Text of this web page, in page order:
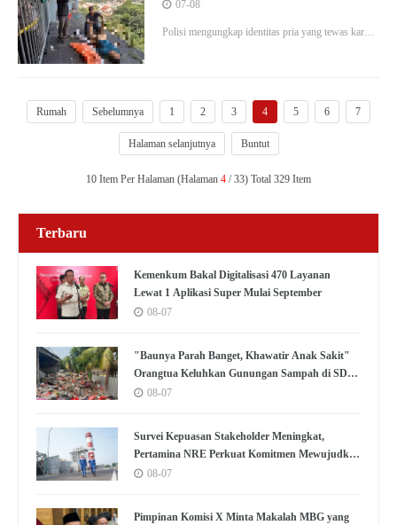
07-08
Polisi mengungkap identitas pria yang tewas karena
Rumah Sebelumnya 1 2 3 4 5 6 7
Halaman selanjutnya Buntut
10 Item Per Halaman (Halaman 4 / 33) Total 329 Item
Terbaru
Kemenkum Bakal Digitalisasi 470 Layanan
Lewat 1 Aplikasi Super Mulai September
08-07
"Baunya Parah Banget, Khawatir Anak Sakit"
Orangtua Keluhkan Gunungan Sampah di SDN
Kedaung Kali Angke
08-07
Survei Kepuasan Stakeholder Meningkat,
Pertamina NRE Perkuat Komitmen Mewujudkan
Transisi Energi Berkelanjutan
08-07
Pimpinan Komisi X Minta Makalah MBG yang